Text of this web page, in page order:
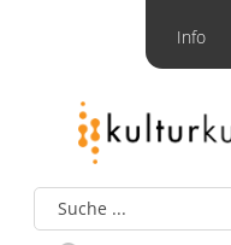
Info